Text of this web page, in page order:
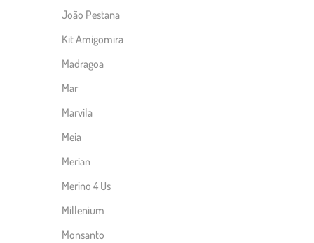
João Pestana
Kit Amigomira
Madragoa
Mar
Marvila
Meia
Merian
Merino 4 Us
Millenium
Monsanto